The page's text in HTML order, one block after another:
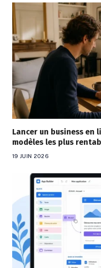
Lancer un business en
modèles les plus
19 JUIN 2026